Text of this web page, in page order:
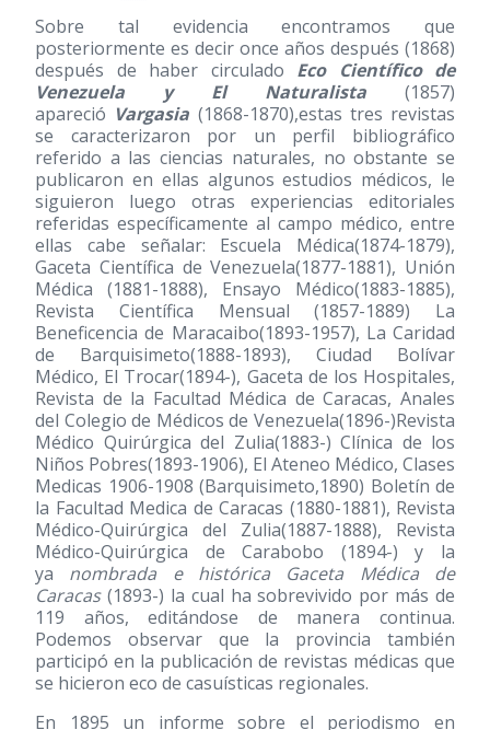
Sobre tal evidencia encontramos que
posteriormente es decir once años después (1868)
después de haber circulado Eco Científico de
Venezuela y El Naturalista
(1857)
apareció Vargasia (1868-1870),estas tres revistas
se caracterizaron por un perfil bibliográfico
referido a las ciencias naturales, no obstante se
publicaron en ellas algunos estudios médicos, le
siguieron luego otras experiencias editoriales
referidas específicamente al campo médico, entre
ellas cabe señalar: Escuela Médica(1874-1879),
Gaceta Científica de Venezuela(1877-1881), Unión
Médica (1881-1888), Ensayo Médico(1883-1885),
Revista Científica Mensual(1857-1889) La
Beneficencia de Maracaibo(1893-1957), La Caridad
de Barquisimeto(1888-1893), Ciudad Bolívar
Médico, El Trocar(1894-), Gaceta de los Hospitales,
Revista de la Facultad Médica de Caracas, Anales
del Colegio de Médicos de Venezuela(1896-)Revista
Médico Quirúrgica del Zulia(1883-) Clínica de los
Niños Pobres(1893-1906), El Ateneo Médico, Clases
Medicas 1906-1908 (Barquisimeto,1890) Boletín de
la Facultad Medica de Caracas (1880-1881), Revista
Médico-Quirúrgica del Zulia(1887-1888), Revista
Médico-Quirúrgica de Carabobo (1894-) y la
ya nombrada e histórica Gaceta Médica de
Caracas(1893-) la cual ha sobrevivido por más de
119 años, editándose de manera continua.
Podemos observar que la provincia también
participó en la publicación de revistas médicas que
se hicieron eco de casuísticas regionales.
En 1895 un informe sobre el periodismo en